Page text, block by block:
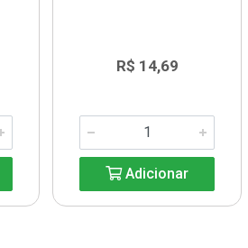
R$ 14,69
Adicionar